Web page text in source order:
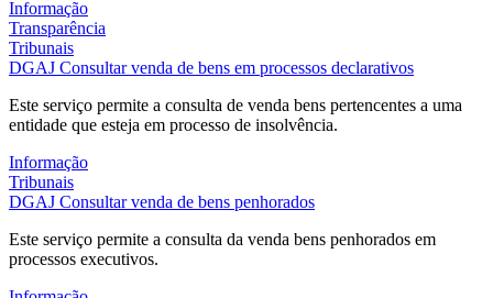
Informação
Transparência
Tribunais
DGAJ Consultar venda de bens em processos declarativos
Este serviço permite a consulta de venda bens pertencentes a uma
entidade que esteja em processo de insolvência.
Informação
Tribunais
DGAJ Consultar venda de bens penhorados
Este serviço permite a consulta da venda bens penhorados em
processos executivos.